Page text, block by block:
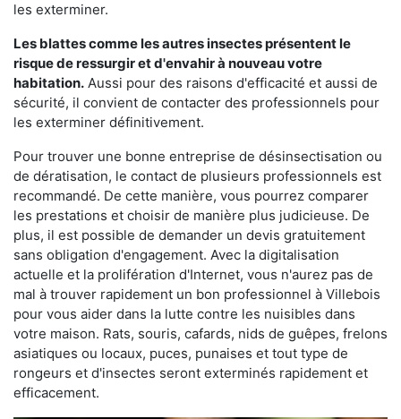
les exterminer.
Les blattes comme les autres insectes présentent le
risque de ressurgir et d'envahir à nouveau votre
habitation. Aussi pour des raisons d'efficacité et aussi de
sécurité, il convient de contacter des professionnels pour
les exterminer définitivement.
Pour trouver une bonne entreprise de désinsectisation ou
de dératisation, le contact de plusieurs professionnels est
recommandé. De cette manière, vous pourrez comparer
les prestations et choisir de manière plus judicieuse. De
plus, il est possible de demander un devis gratuitement
sans obligation d'engagement. Avec la digitalisation
actuelle et la prolifération d'Internet, vous n'aurez pas de
mal à trouver rapidement un bon professionnel à Villebois
pour vous aider dans la lutte contre les nuisibles dans
votre maison. Rats, souris, cafards, nids de guêpes, frelons
asiatiques ou locaux, puces, punaises et tout type de
rongeurs et d'insectes seront exterminés rapidement et
efficacement.